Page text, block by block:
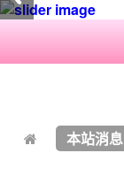
本站消息